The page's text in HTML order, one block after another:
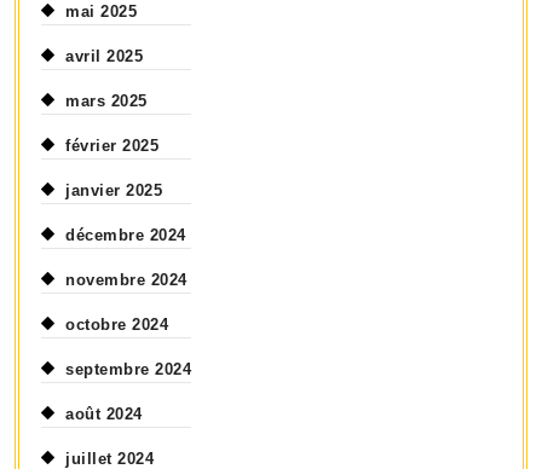
mai 2025
avril 2025
mars 2025
février 2025
janvier 2025
décembre 2024
novembre 2024
octobre 2024
septembre 2024
août 2024
juillet 2024